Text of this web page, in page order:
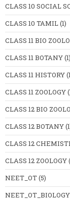
CLASS 10 SOCIAL
CLASS 10 TAMIL(1)
CLASS 11 BIO
CLASS 11 BOTANY(1)
CLASS 11 HISTORY
CLASS 11 ZOOLOGY
CLASS 12 BIO
CLASS 12 BOTANY
CLASS 12
CLASS 12 ZOOLOGY
NEET_OT(5)
NEET_OT_BIOLOGY